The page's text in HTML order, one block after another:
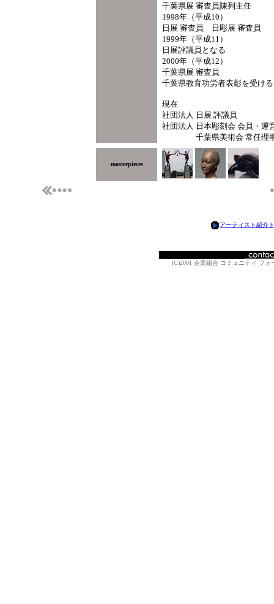
千葉県展 審査員陳列主任
1998年（平成10）
日展 審査員 日彫展 審査員
1999年（平成11）
日展評議員となる
2000年（平成12）
千葉県展 審査員
千葉県教育功労者表彰を受ける
現在
社団法人 日展 評議員
社団法人 日本彫刻会 会員・運
千葉県美術会 常任理
masterpieces
アーティスト紹介
(C)2001 企業組合 コミュニティ フ